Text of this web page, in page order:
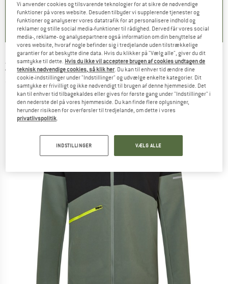
) 5,0 (1) 0,0(0)
ZIENER -Napi - Langrendsjakke
(0)
Vi anvender cookies og tilsvarende teknologier for at sikre de nødvendige
funktioner på vores website. Desuden tilbyder vi supplerende tjenester og
funktioner og analyserer vores datatrafik for at personalisere indhold og
reklamer og stille social media-funktioner til rådighed. Derved får vores social
media-, reklame- og analysepartnere også information om din benyttelse af
vores website, hvoraf nogle befinder sig i tredjelande uden tilstrækkelige
garantier for at beskytte dine data. Hvis du klikker på "Vælg alle", giver du dit
samtykke til dette. Hvis du ikke vil acceptere brugen af cookies undtagen de
teknisk nødvendige cookies, så klik her. Du kan til enhver tid ændre dine
cookie-indstillinger under "Indstillinger" og udvælge enkelte kategorier. Dit
samtykke er frivilligt og ikke nødvendigt til brugen af denne hjemmeside. Det
kan til enhver tid tilbagekaldes eller gives for første gang under "Indstillinger" i
den nederste del på vores hjemmeside. Du kan finde flere oplysninger,
herunder risikoen for overførsler til tredjelande, om dette i vores
privatlivspolitik.
INDSTILLINGER VÆLG ALLE